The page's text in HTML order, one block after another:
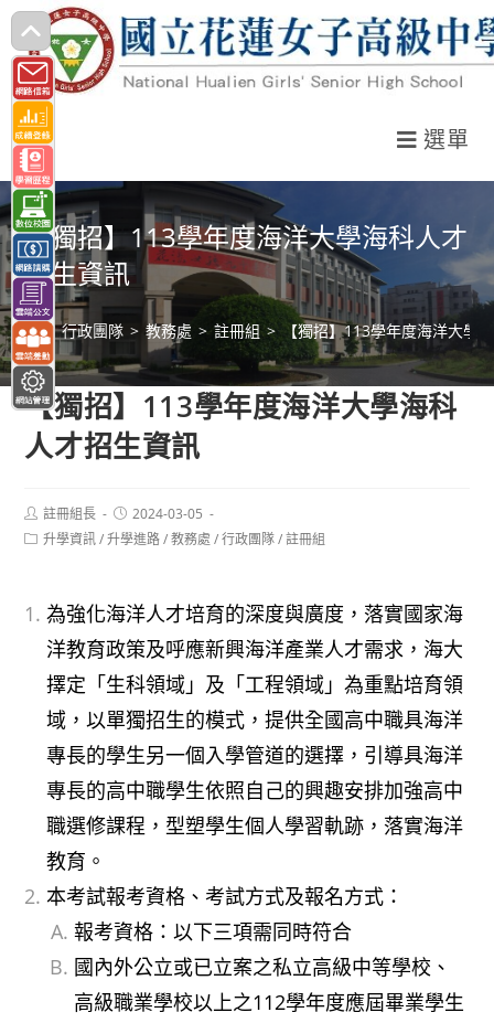
跳
轉
至
主
要
內
容
選單
【獨招】113學年度海洋大學海科人才
招生資訊
> 行政團隊 > 教務處 > 註冊組 > 【獨招】113學年度海洋大學
【獨招】113學年度海洋大學海科
人才招生資訊
Post
author:
註冊組長
Post
published:
2024-03-05
Post升學資訊 / 升學進路 / 教務處 / 行政團隊 / 註冊組
為強化海洋人才培育的深度與廣度，落實國家海
洋教育政策及呼應新興海洋產業人才需求，海大
擇定「生科領域」及「工程領域」為重點培育領
域，以單獨招生的模式，提供全國高中職具海洋
專長的學生另一個入學管道的選擇，引導具海洋
專長的高中職學生依照自己的興趣安排加強高中
職選修課程，型塑學生個人學習軌跡，落實海洋
教育。
本考試報考資格、考試方式及報名方式：
報考資格：以下三項需同時符合
國內外公立或已立案之私立高級中等學校、
高級職業學校以上之112學年度應屆畢業學生